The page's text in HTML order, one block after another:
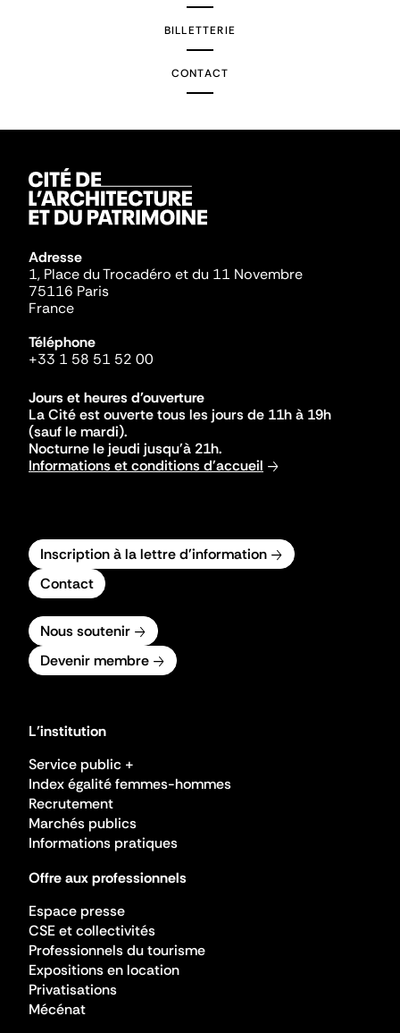
BILLETTERIE
CONTACT
Adresse
1, Place du Trocadéro et du 11 Novembre
75116 Paris
France
Téléphone
+33 1 58 51 52 00
Jours et heures d'ouverture
La Cité est ouverte tous les jours de 11h à 19h
(sauf le mardi).
Nocturne le jeudi jusqu'à 21h.
Informations et conditions d'accueil
Inscription à la lettre d'information
Contact
Nous soutenir
Devenir membre
L'institution
Service public +
Index égalité femmes-hommes
Recrutement
Marchés publics
Informations pratiques
Offre aux professionnels
Espace presse
CSE et collectivités
Professionnels du tourisme
Expositions en location
Privatisations
Mécénat